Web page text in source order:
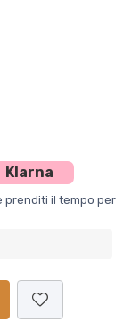
Klarna
prenditi il tempo per